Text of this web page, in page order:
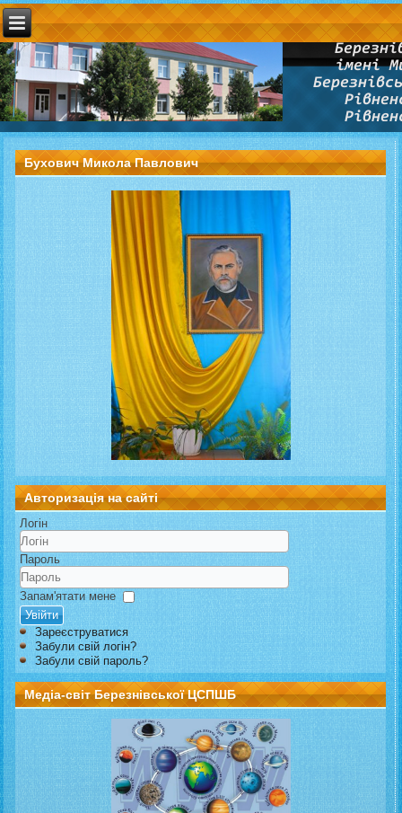
Бухович Микола Павлович
Авторизація на сайті
Логін
Пароль
Запам'ятати мене
Увійти
Зареєструватися
Забули свій логін?
Забули свій пароль?
Медіа-світ Березнівської ЦСПШБ